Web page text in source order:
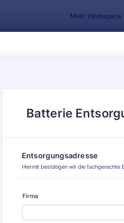
Mein Workspace
Klassisch
676